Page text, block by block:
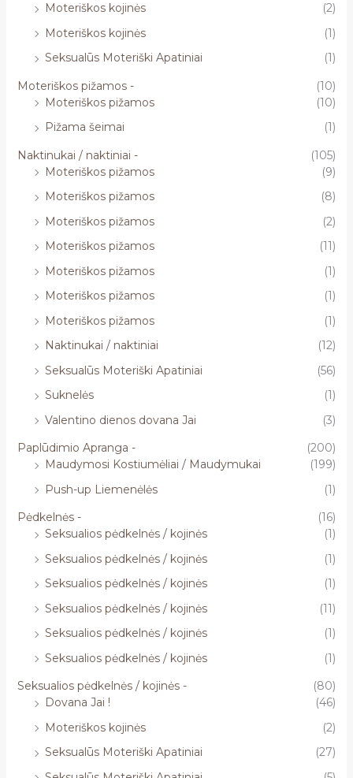
Moteriškos kojinės
(2)
Moteriškos kojinės
(1)
Seksualūs Moteriški Apatiniai
(1)
Moteriškos pižamos -
(10)
Moteriškos pižamos
(10)
Pižama šeimai
(1)
Naktinukai / naktiniai -
(105)
Moteriškos pižamos
(9)
Moteriškos pižamos
(8)
Moteriškos pižamos
(2)
Moteriškos pižamos
(11)
Moteriškos pižamos
(1)
Moteriškos pižamos
(1)
Moteriškos pižamos
(1)
Naktinukai / naktiniai
(12)
Seksualūs Moteriški Apatiniai
(56)
Suknelės
(1)
Valentino dienos dovana Jai
(3)
Paplūdimio Apranga -
(200)
Maudymosi Kostiumėliai / Maudymukai
(199)
Push-up Liemenėlės
(1)
Pėdkelnės -
(16)
Seksualios pėdkelnės / kojinės
(1)
Seksualios pėdkelnės / kojinės
(1)
Seksualios pėdkelnės / kojinės
(1)
Seksualios pėdkelnės / kojinės
(11)
Seksualios pėdkelnės / kojinės
(1)
Seksualios pėdkelnės / kojinės
(1)
Seksualios pėdkelnės / kojinės -
(80)
Dovana Jai !
(46)
Moteriškos kojinės
(2)
Seksualūs Moteriški Apatiniai
(27)